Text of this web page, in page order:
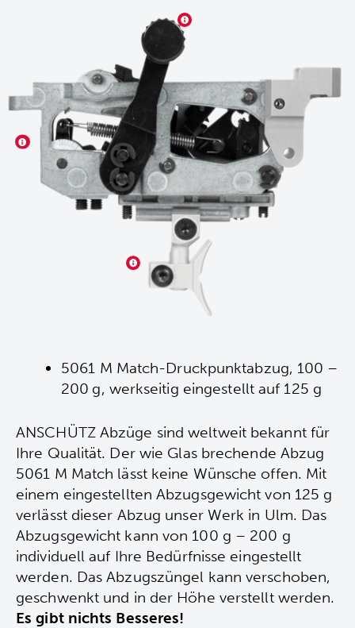
5061 M Match-Druckpunktabzug, 100 –
200 g, werkseitig eingestellt auf 125 g
ANSCHÜTZ Abzüge sind weltweit bekannt für
Ihre Qualität. Der wie Glas brechende Abzug
5061 M Match lässt keine Wünsche offen. Mit
einem eingestellten Abzugsgewicht von 125 g
verlässt dieser Abzug unser Werk in Ulm. Das
Abzugsgewicht kann von 100 g – 200 g
individuell auf Ihre Bedürfnisse eingestellt
werden. Das Abzugszüngel kann verschoben,
geschwenkt und in der Höhe verstellt werden.
Es gibt nichts Besseres!